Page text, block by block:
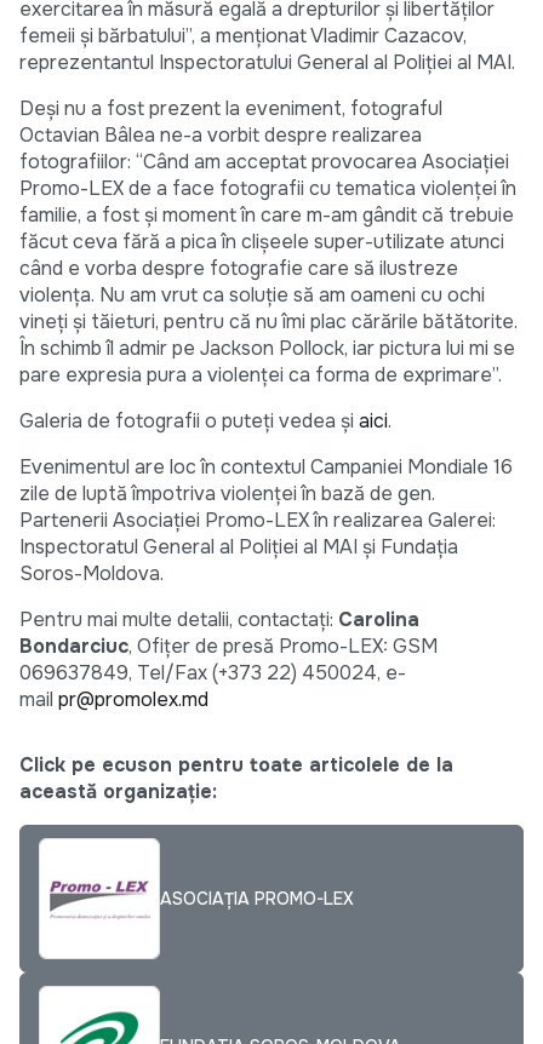
exercitarea în măsură egală a drepturilor şi libertăţilor
femeii şi bărbatului”, a menționat Vladimir Cazacov,
reprezentantul Inspectoratului General al Poliției al MAI.
Deși nu a fost prezent la eveniment, fotograful
Octavian Bâlea ne-a vorbit despre realizarea
fotografiilor: “Când am acceptat provocarea Asociației
Promo-LEX de a face fotografii cu tematica violenței în
familie, a fost și moment în care m-am gândit că trebuie
făcut ceva fără a pica în clișeele super-utilizate atunci
când e vorba despre fotografie care să ilustreze
violența. Nu am vrut ca soluție să am oameni cu ochi
vineți și tăieturi, pentru că nu îmi plac cărările bătătorite.
În schimb îl admir pe Jackson Pollock, iar pictura lui mi se
pare expresia pura a violenței ca forma de exprimare”.
Galeria de fotografii o puteți vedea și aici.
Evenimentul are loc în contextul Campaniei Mondiale 16
zile de luptă împotriva violenței în bază de gen.
Partenerii Asociației Promo-LEX în realizarea Galerei:
Inspectoratul General al Poliției al MAI și Fundația
Soros-Moldova.
Pentru mai multe detalii, contactaţi: Carolina
Bondarciuc, Ofițer de presă Promo-LEX: GSM
069637849, Tel/Fax (+373 22) 450024, e-
mail pr@promolex.md
Click pe ecuson pentru toate articolele de la
această organizație:
ASOCIAȚIA PROMO-LEX